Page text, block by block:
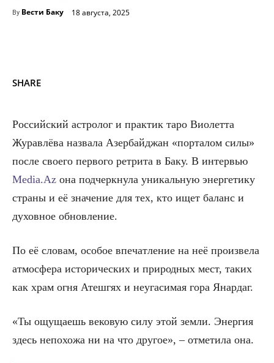
By Вести Баку 18 августа, 2025
SHARE
Российский астролог и практик таро Виолетта
Журавлёва назвала Азербайджан «порталом силы»
после своего первого ретрита в Баку. В интервью
Media.Az она подчеркнула уникальную энергетику
страны и её значение для тех, кто ищет баланс и
духовное обновление.
По её словам, особое впечатление на неё произвела
атмосфера исторических и природных мест, таких
как храм огня Атешгях и неугасимая гора Янардаг.
«Ты ощущаешь вековую силу этой земли. Энергия
здесь непохожа ни на что другое», – отметила она.